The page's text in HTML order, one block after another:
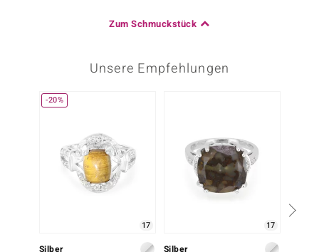
Zum Schmuckstück
Unsere Empfehlungen
-20%
17
Silber
17
Silber